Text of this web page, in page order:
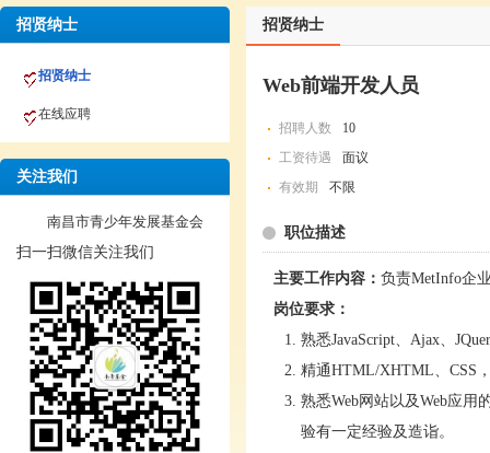
招贤纳士
招贤纳士
在线应聘
关注我们
南昌市青少年发展基金会
扫一扫微信关注我们
招贤纳士
Web前端开发人员
招聘人数
10
工资待遇
面议
有效期
不限
职位描述
主要工作内容： 负责MetInfo企
岗位要求：
熟悉JavaScript、Ajax、
精通HTML/XHTML、CSS
熟悉Web网站以及Web应
验有一定经验及造诣。